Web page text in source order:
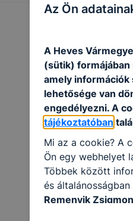
Az Ön
A Heves
(sütik) formájában
amely információk
lehetősége van
engedélyezni. A
tájékoztatóban
Mi az a cookie? A
Ön egy webhelyet
Többek között
és
Remenyik
információ